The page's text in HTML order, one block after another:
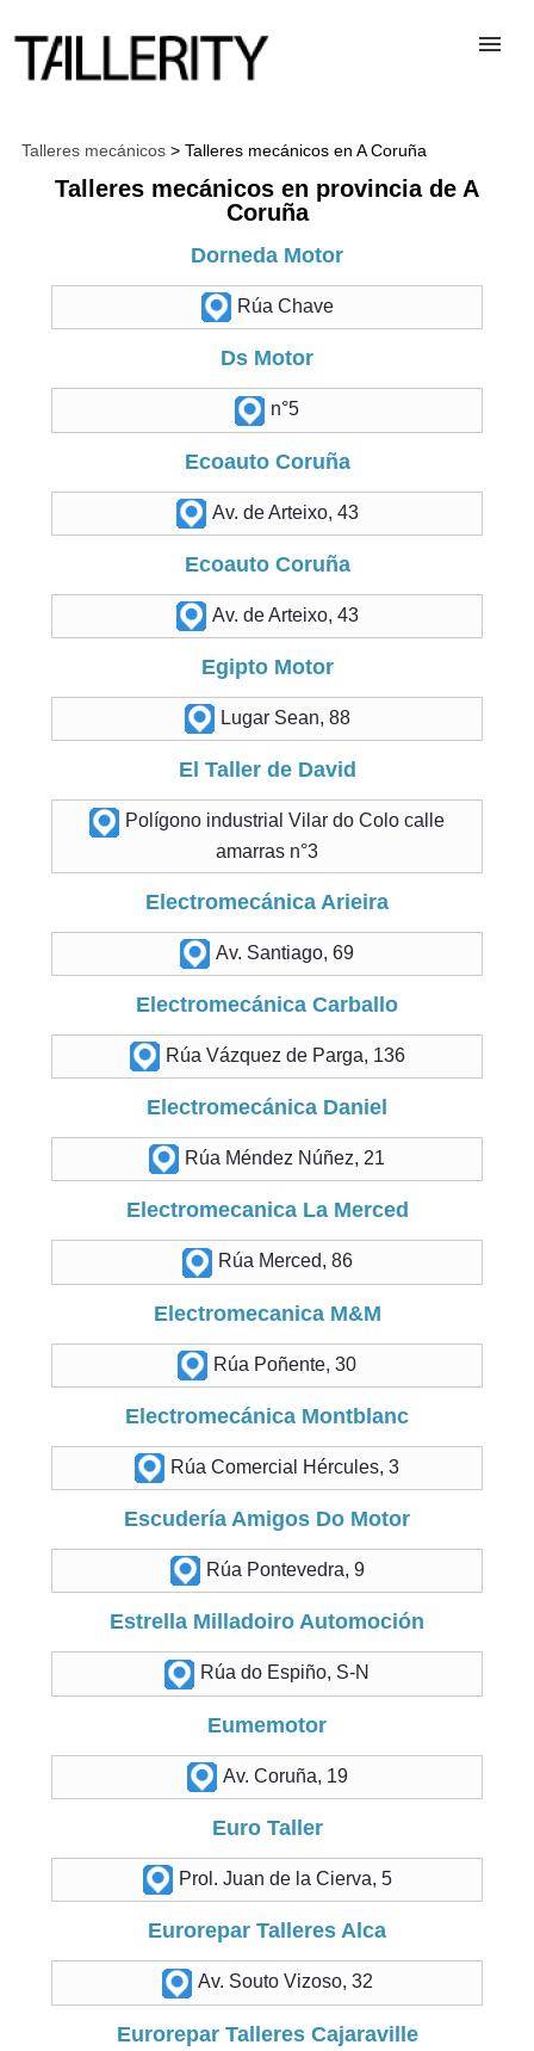
TALLERES
PARA PROFESIONALES
Talleres mecánicos > Talleres mecánicos en A Coruña
Talleres mecánicos en provincia de A
Coruña
Dorneda Motor
Rúa Chave
Ds Motor
n°5
Ecoauto Coruña
Av. de Arteixo, 43
Ecoauto Coruña
Av. de Arteixo, 43
Egipto Motor
Lugar Sean, 88
El Taller de David
Polígono industrial Vilar do Colo calle
amarras n°3
Electromecánica Arieira
Av. Santiago, 69
Electromecánica Carballo
Rúa Vázquez de Parga, 136
Electromecánica Daniel
Rúa Méndez Núñez, 21
Electromecanica La Merced
Rúa Merced, 86
Electromecanica M&M
Rúa Poñente, 30
Electromecánica Montblanc
Rúa Comercial Hércules, 3
Escudería Amigos Do Motor
Rúa Pontevedra, 9
Estrella Milladoiro Automoción
Rúa do Espiño, S-N
Eumemotor
Av. Coruña, 19
Euro Taller
Prol. Juan de la Cierva, 5
Eurorepar Talleres Alca
Av. Souto Vizoso, 32
Eurorepar Talleres Cajaraville